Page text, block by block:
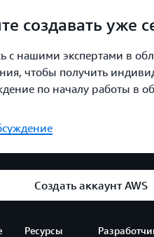
создавать уже
с нашими экспертами в
чтобы получить
по началу работы в
Создать аккаунт AWS
Ресурсы